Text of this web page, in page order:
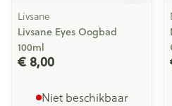
Livsane
Livsane Eyes Oogbad
100ml
€ 8,00
Niet beschikbaar